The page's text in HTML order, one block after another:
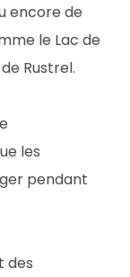
encore de
le Lac de
Rustrel.
les
pendant
des